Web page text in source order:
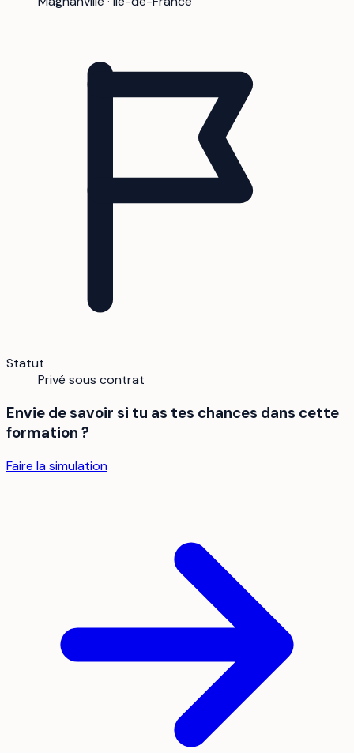
Statut
Privé sous contrat
Envie de savoir si tu as tes chances dans cette
formation ?
Faire la simulation